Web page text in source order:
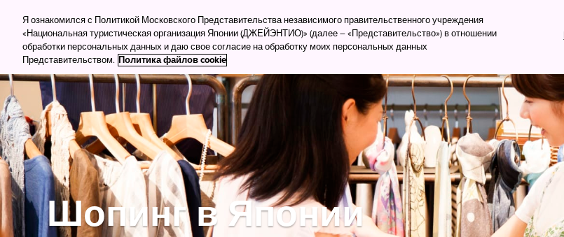
Для туркомпаний Для прессы Деловой туризм
Куда поехать Что посмотреть
Шопинг в Японии
Я ознакомился с Политикой Московского Представительства независимого правительственного учреждения
«Национальная туристическая организация Японии (ДЖЕЙЭНТИО)» (далее – «Представительство») в отношении
обработки персональных данных и даю свое согласие на обработку моих персональных данных
Представительством. Политика файлов cookie